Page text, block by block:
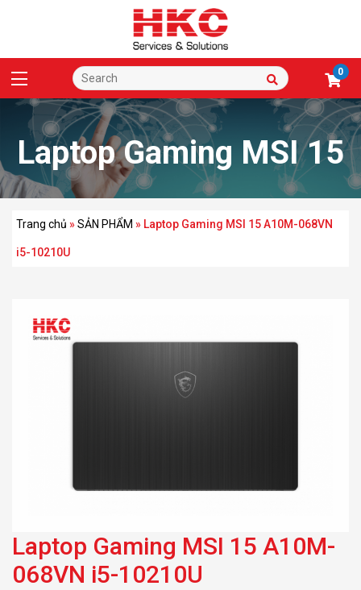
0
Laptop Gaming MSI 15
A10M-068VN i5-
Trang chủ »SẢN PHẨM » Laptop Gaming MSI 15 A10M-068VN
i5-10210U
Laptop Gaming MSI 15 A10M-
068VN i5-10210U